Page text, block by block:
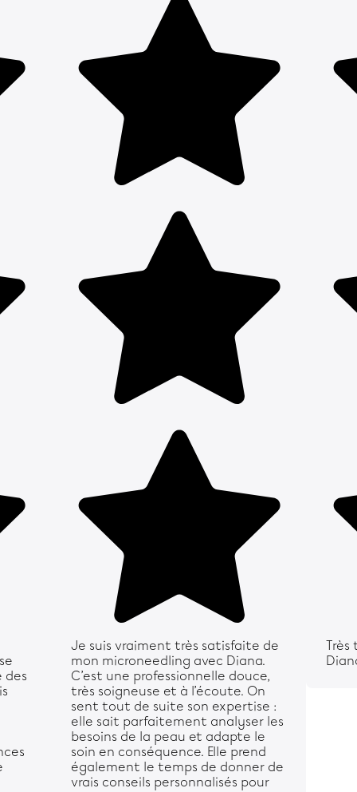
des
Je suis vraiment très satisfaite de
mon microneedling avec Diana.
C’est une professionnelle douce,
très soigneuse et à l’écoute. On
sent tout de suite son expertise :
elle sait parfaitement analyser les
besoins de la peau et adapte le
soin en conséquence. Elle prend
également le temps de donner de
vrais conseils personnalisés pour
Très